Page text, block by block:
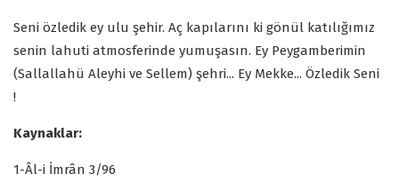
Seni özledik ey ulu şehir. Aç kapılarını ki gönül katılığımız
senin lahuti atmosferinde yumuşasın. Ey Peygamberimin
(Sallallahü Aleyhi ve Sellem) şehri... Ey Mekke... Özledik Seni
!
Kaynaklar:
1-Âl-i İmrân 3/96